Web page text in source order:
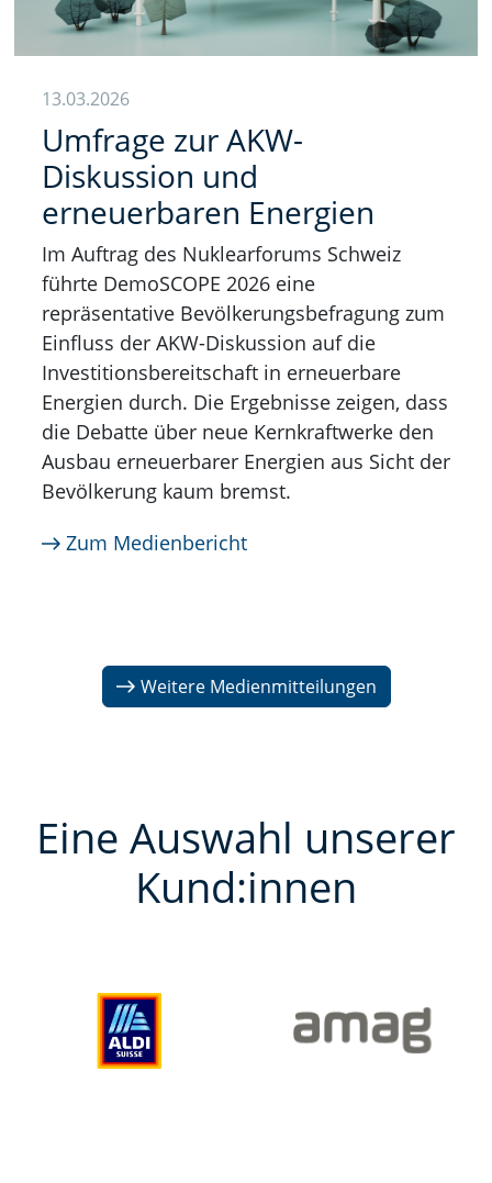
13.03.2026
Umfrage zur AKW-
Diskussion und
erneuerbaren Energien
Im Auftrag des Nuklearforums Schweiz
führte DemoSCOPE 2026 eine
repräsentative Bevölkerungsbefragung zum
Einfluss der AKW-Diskussion auf die
Investitionsbereitschaft in erneuerbare
Energien durch. Die Ergebnisse zeigen, dass
die Debatte über neue Kernkraftwerke den
Ausbau erneuerbarer Energien aus Sicht der
Bevölkerung kaum bremst.
Zum Medienbericht
Weitere Medienmitteilungen
Eine Auswahl unserer
Kund:innen